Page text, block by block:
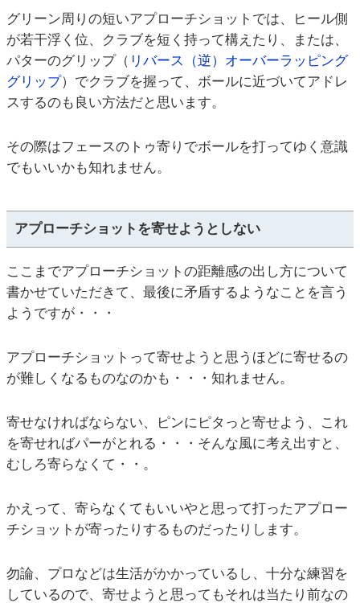
グリーン周りの短いアプローチショットでは、ヒール側
が若干浮く位、クラブを短く持って構えたり、または、
パターのグリップ（ リバース（逆）オーバーラッピング
グリップ）でクラブを握って、ボールに近づいてアドレ
スするのも良い方法だと思います。
その際はフェースのトゥ寄りでボールを打ってゆく意識
でもいいかも知れません。
アプローチショットを寄せようとしない
ここまでアプローチショットの距離感の出し方について
書かせていただきて、最後に矛盾するようなことを言う
ようですが・・・
アプローチショットって寄せようと思うほどに寄せるの
が難しくなるものなのかも・・・知れません。
寄せなければならない、ピンにピタっと寄せよう、これ
を寄せればパーがとれる・・・そんな風に考え出すと、
むしろ寄らなくて・・。
かえって、寄らなくてもいいやと思って打ったアプロー
チショットが寄ったりするものだったりします。
勿論、プロなどは生活がかかっているし、十分な練習を
しているので、寄せようと思ってもそれは当たり前なの